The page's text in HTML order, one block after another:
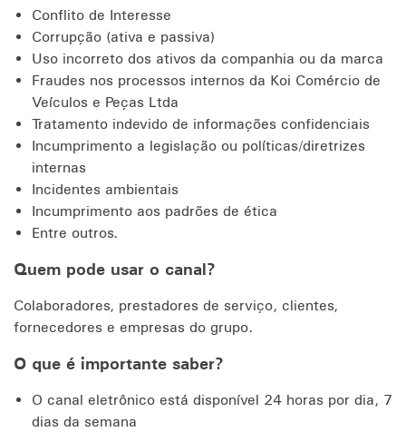
Conflito de Interesse
Corrupção (ativa e passiva)
Uso incorreto dos ativos da companhia ou da marca
Fraudes nos processos internos da Koi Comércio de
Veículos e Peças Ltda
Tratamento indevido de informações confidenciais
Incumprimento a legislação ou políticas/diretrizes
internas
Incidentes ambientais
Incumprimento aos padrões de ética
Entre outros.
Quem pode usar o canal?
Colaboradores, prestadores de serviço, clientes,
fornecedores e empresas do grupo.
O que é importante saber?
O canal eletrônico está disponível 24 horas por dia, 7
dias da semana